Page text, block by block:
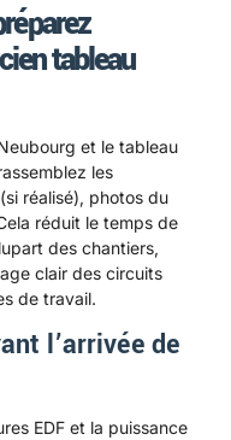
tableau
et le tableau
les
réalisé), photos du
réduit le temps de
des chantiers,
clair des circuits
de travail.
l’arrivée de
EDF et la puissance